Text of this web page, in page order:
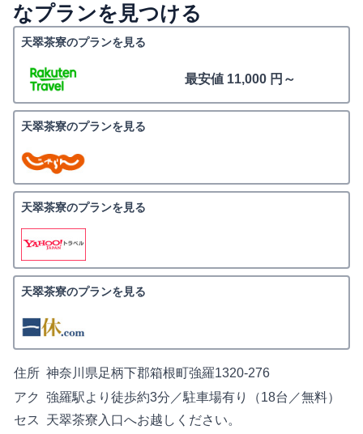
なプランを見つける
天翠茶寮のプランを見る
最安値 11,000 円～
天翠茶寮のプランを見る
天翠茶寮のプランを見る
天翠茶寮のプランを見る
住所 神奈川県足柄下郡箱根町強羅1320-276
アク
セス
強羅駅より徒歩約3分／駐車場有り（18台／無料）
天翠茶寮入口へお越しください。